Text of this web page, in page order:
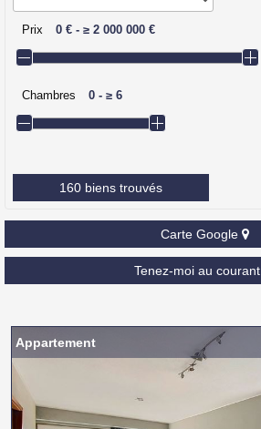
Prix 0 € -≥ 2 000 000 €
Chambres 0 -≥ 6
160 biens trouvés
Carte Google
Tenez-moi au courant
Appartement